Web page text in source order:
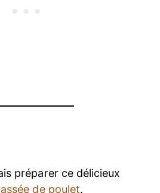
préparer ce délicieux
de poulet.